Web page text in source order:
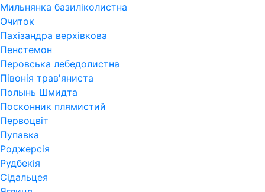
Мильнянка базиліколистна
Очиток
Пахізандра верхівкова
Пенстемон
Перовська лебедолистна
Півонія трав'яниста
Полынь Шмидта
Посконник плямистий
Первоцвіт
Пупавка
Роджерсія
Рудбекія
Сідальцея